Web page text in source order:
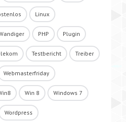
Linux
PHP Plugin
Testbericht Treiber
Webmasterfriday
Win 8 Windows 7
Wordpress